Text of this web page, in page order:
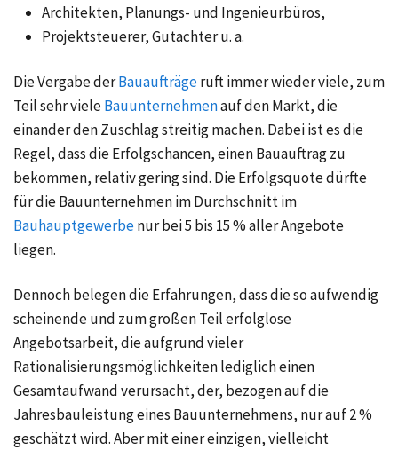
Architekten, Planungs- und Ingenieurbüros,
Projektsteuerer, Gutachter u. a.
Die Vergabe derBauaufträgeruft immer wieder viele, zum
Teil sehr vieleBauunternehmenauf den Markt, die
einander den Zuschlag streitig machen. Dabei ist es die
Regel, dass die Erfolgschancen, einen Bauauftrag zu
bekommen, relativ gering sind. Die Erfolgsquote dürfte
für die Bauunternehmen im Durchschnitt im
Bauhauptgewerbenur bei 5 bis 15 % aller Angebote
liegen.
Dennoch belegen die Erfahrungen, dass die so aufwendig
scheinende und zum großen Teil erfolglose
Angebotsarbeit, die aufgrund vieler
Rationalisierungsmöglichkeiten lediglich einen
Gesamtaufwand verursacht, der, bezogen auf die
Jahresbauleistung eines Bauunternehmens, nur auf 2 %
geschätzt wird. Aber mit einer einzigen, vielleicht